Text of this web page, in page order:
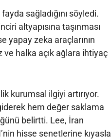
sağladığını söyledi.
altyapısına taşınması
yapay zeka araçlarının
halka açık ağlara ihtiyaç
kurumsal ilgiyi artırıyor.
hem değer saklama
belirtti. Lee, İran
hisse senetlerine kıyasla